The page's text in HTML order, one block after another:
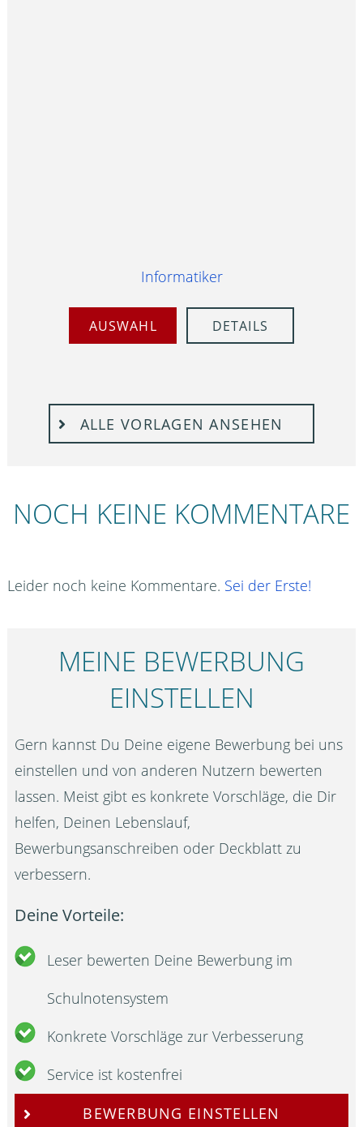
Informatiker
AUSWAHL DETAILS
ALLE VORLAGEN ANSEHEN
NOCH KEINE KOMMENTARE
Leider noch keine Kommentare. Sei der Erste!
MEINE BEWERBUNG
EINSTELLEN
Gern kannst Du Deine eigene Bewerbung bei uns
einstellen und von anderen Nutzern bewerten
lassen. Meist gibt es konkrete Vorschläge, die Dir
helfen, Deinen Lebenslauf,
Bewerbungsanschreiben oder Deckblatt zu
verbessern.
Deine Vorteile:
Leser bewerten Deine Bewerbung im
Schulnotensystem
Konkrete Vorschläge zur Verbesserung
Service ist kostenfrei
BEWERBUNG EINSTELLEN